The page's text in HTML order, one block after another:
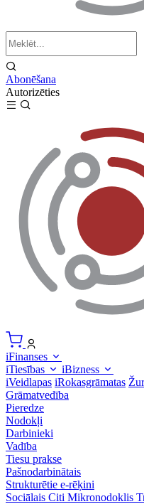
Abonēšana
Autorizēties
iFinanses
iTiesības
iBizness
iVeidlapas iRokasgrāmatas
Grāmatvedība
Pieredze
Nodokļi
Darbinieki
Vadība
Tiesu prakse
Pašnodarbinātais
Strukturētie e-rēķini
Sociālais Citi Mikronodoklis